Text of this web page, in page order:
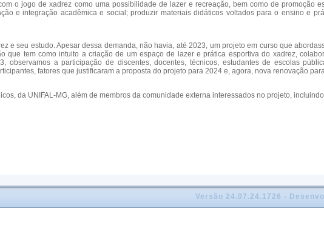
o jogo de xadrez como uma possibilidade de lazer e recreação, bem como de promoção
e integração acadêmica e social; produzir materiais didáticos voltados para o ensino e
e seu estudo. Apesar dessa demanda, não havia, até 2023, um projeto em curso que
que tem como intuito a criação de um espaço de lazer e prática esportiva do xadrez,
a participação de discentes, docentes, técnicos, estudantes de escolas
fatores que justificaram a proposta do projeto para 2024 e, agora, nova renovação
da UNIFAL-MG, além de membros da comunidade externa interessados no projeto,
Versão 24.07.24.1726 -